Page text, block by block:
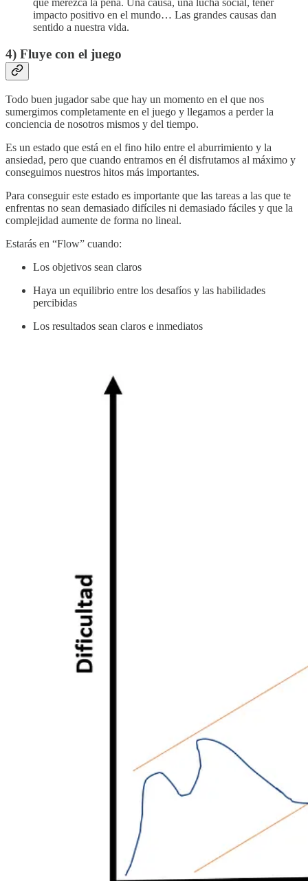
que merezca la pena. Una causa, una lucha social, tener
impacto positivo en el mundo… Las grandes causas dan
sentido a nuestra vida.
4) Fluye con el juego
Todo buen jugador sabe que hay un momento en el que nos
sumergimos completamente en el juego y llegamos a perder la
conciencia de nosotros mismos y del tiempo.
Es un estado que está en el fino hilo entre el aburrimiento y la
ansiedad, pero que cuando entramos en él disfrutamos al máximo y
conseguimos nuestros hitos más importantes.
Para conseguir este estado es importante que las tareas a las que te
enfrentas no sean demasiado difíciles ni demasiado fáciles y que la
complejidad aumente de forma no lineal.
Estarás en “Flow” cuando:
Los objetivos sean claros
Haya un equilibrio entre los desafíos y las habilidades
percibidas
Los resultados sean claros e inmediatos